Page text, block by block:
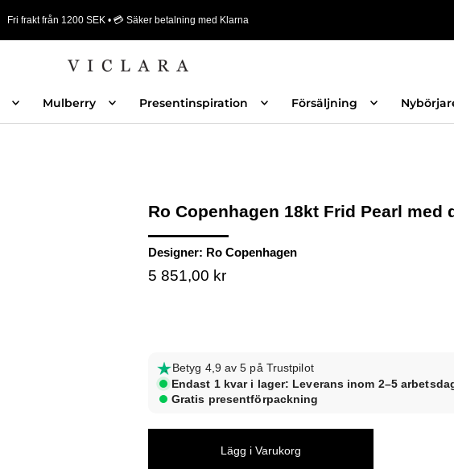
Fri frakt från 1200 SEK • 💳 Säker betalning med Klarna
Mulberry Presentinspiration Försäljning
Ro Copenhagen 18kt Frid Pearl med
Designer: Ro Copenhagen
5 851,00 kr
Betyg 4,9 av 5 på Trustpilot
Endast 1 kvar i lager: Leverans inom 2–5
Gratis presentförpackning